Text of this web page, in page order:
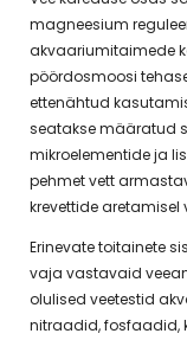
magneesium
akvaariumitaimede
pöördosmoosi
ettenähtud
seatakse määratud
mikroelementide ja
pehmet vett
krevettide aretamisel
Erinevate toitainete
vaja vastavaid
olulised veetestid
nitraadid, fosfaadid,